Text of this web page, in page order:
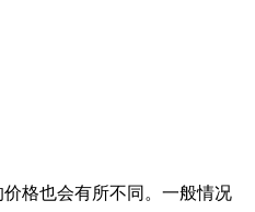
格也会有所不同。一般情况